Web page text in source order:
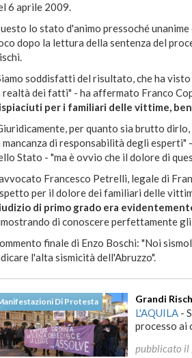
6 aprile 2009.
lo stato d'animo pressoché
dopo la lettura della sentenza del
soddisfatti del risultato, che ha
realtà dei fatti" - ha affermato Franco
per i familiari delle vittime,
per quanto sia brutto
mancanza di responsabilità degli
Stato - "ma è ovvio che il dolore di
Francesco Petrelli, legale di
per il dolore dei familiari delle
di primo grado era
di conoscere perfettamente
finale di Enzo Boschi: "Noi
l'alta sismicità dell'Abruzzo".
Di Protesta Grandi
L'AQUILA -
processo ai
pubblicato